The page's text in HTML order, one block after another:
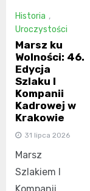
Historia ,
Uroczystości
Marsz ku
Wolności: 46.
Edycja
Szlaku I
Kompanii
Kadrowej w
Krakowie
31 lipca 2026
Marsz
Szlakiem I
Kompanii